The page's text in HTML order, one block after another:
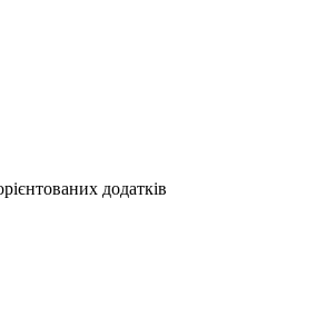
додатків